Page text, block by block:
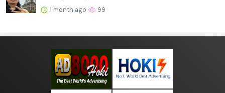
1 month ago 99